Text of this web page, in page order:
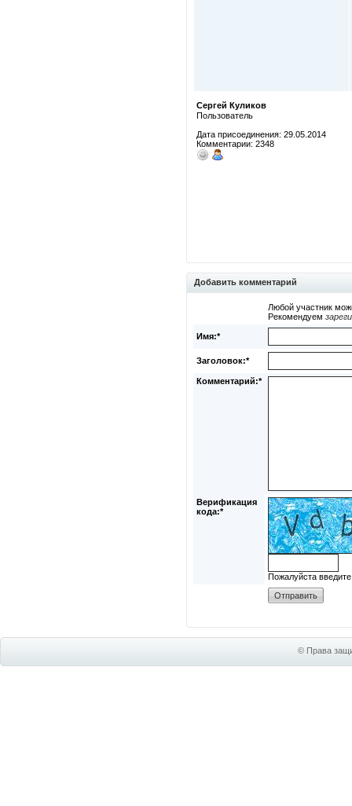
Сергей Куликов
Пользователь
Дата присоединения: 29.05.2014
Комментарии: 2348
Добавить комментарий
Любой участник
Рекомендуем
Имя:*
Заголовок:*
Комментарий:*
Верификация
кода:*
Пожалуйста
© Права